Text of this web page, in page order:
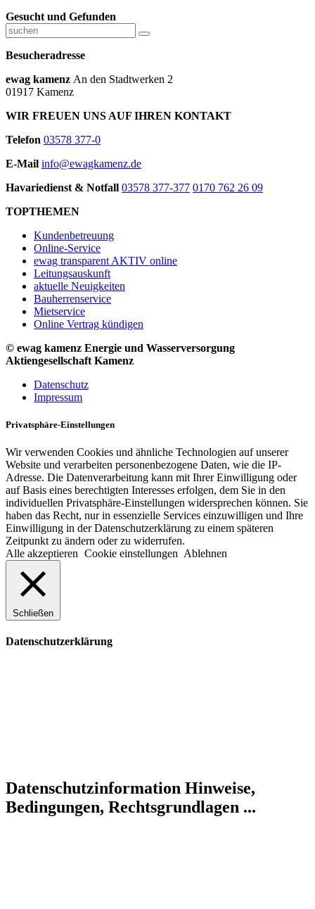
Gesucht und Gefunden
Besucheradresse
ewag kamenz An den Stadtwerken 2
01917 Kamenz
WIR FREUEN UNS AUF IHREN KONTAKT
Telefon 03578 377-0
E-Mail info@ewagkamenz.de
Havariedienst & Notfall 03578 377-377 0170 762 26 09
TOPTHEMEN
Kundenbetreuung
Online-Service
ewag transparent AKTIV online
Leitungsauskunft
aktuelle Neuigkeiten
Bauherrenservice
Mietservice
Online Vertrag kündigen
© ewag kamenz Energie und Wasserversorgung
Aktiengesellschaft Kamenz
Datenschutz
Impressum
Privatsphäre-Einstellungen
Wir verwenden Cookies und ähnliche Technologien auf unserer
Website und verarbeiten personenbezogene Daten, wie die IP-
Adresse. Die Datenverarbeitung kann mit Ihrer Einwilligung oder
auf Basis eines berechtigten Interesses erfolgen, dem Sie in den
individuellen Privatsphäre-Einstellungen widersprechen können. Sie
haben das Recht, nur in essenzielle Services einzuwilligen und Ihre
Einwilligung in der Datenschutzerklärung zu einem späteren
Zeitpunkt zu ändern oder zu widerrufen.
Alle akzeptieren Cookie einstellungen Ablehnen
Schließen
Datenschutzerklärung
Datenschutzinformation Hinweise,
Bedingungen, Rechtsgrundlagen ...